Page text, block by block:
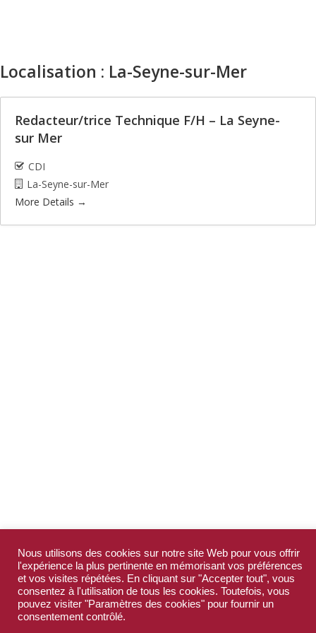
Localisation : La-Seyne-sur-Mer
Redacteur/trice Technique F/H – La Seyne-
sur Mer
CDI
La-Seyne-sur-Mer
More Details
Nous utilisons des cookies sur notre site Web pour vous offrir
l'expérience la plus pertinente en mémorisant vos préférences
et vos visites répétées. En cliquant sur "Accepter tout", vous
consentez à l'utilisation de tous les cookies. Toutefois, vous
pouvez visiter "Paramètres des cookies" pour fournir un
consentement contrôlé.